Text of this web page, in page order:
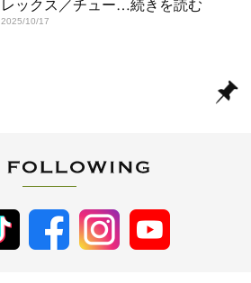
レックス／チュー…続きを読む
2025/10/17